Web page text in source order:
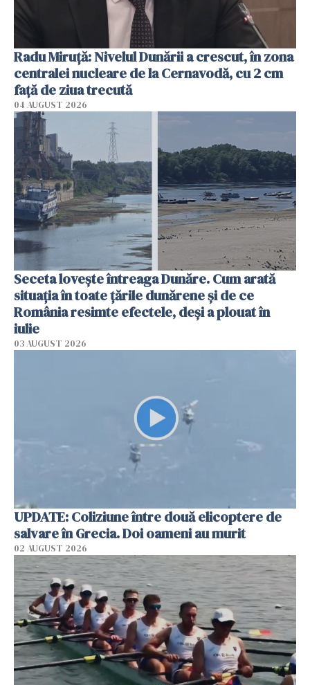
Radu Miruţă: Nivelul Dunării a crescut, în zona
centralei nucleare de la Cernavodă, cu 2 cm
faţă de ziua trecută
04 AUGUST 2026
Seceta lovește întreaga Dunăre. Cum arată
situația în toate țările dunărene și de ce
România resimte efectele, deși a plouat în
iulie
03 AUGUST 2026
UPDATE: Coliziune între două elicoptere de
salvare în Grecia. Doi oameni au murit
02 AUGUST 2026